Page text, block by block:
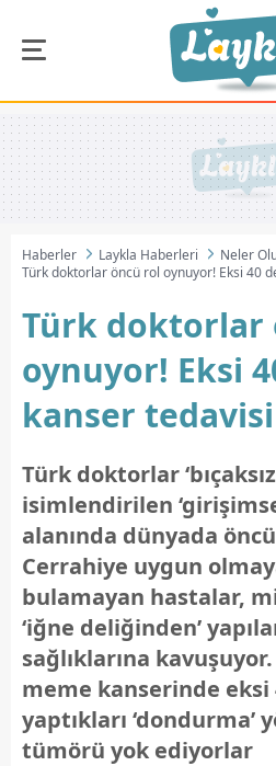
Haberler Laykla Haberleri
Neler
Türk doktorlar öncü rol oynuyor! Eksi 40
Türk doktorlar
oynuyor! Eksi
kanser tedavisi
Türk doktorlar
isimlendirilen
alanında dünyada
Cerrahiye uygun
bulamayan hastalar,
‘iğne deliğinden’
sağlıklarına
meme kanserinde eksi
yaptıkları ‘dondurma’
tümörü yok ediyorlar